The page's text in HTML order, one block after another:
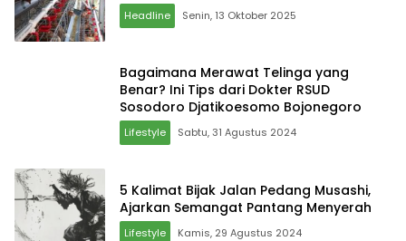
Headline Senin, 13 Oktober 2025
Bagaimana Merawat Telinga yang
Benar? Ini Tips dari Dokter RSUD
Sosodoro Djatikoesomo Bojonegoro
Lifestyle Sabtu, 31 Agustus 2024
5 Kalimat Bijak Jalan Pedang Musashi,
Ajarkan Semangat Pantang Menyerah
Lifestyle Kamis, 29 Agustus 2024